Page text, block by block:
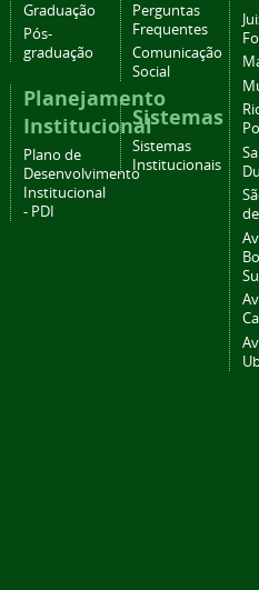
Graduação
Pós-
graduação
Planejamento
Institucional
Plano de
Desenvolvimento
Institucional
- PDI
Perguntas
Frequentes
Comunicação
Social
Sistemas
Sistemas
Institucionais